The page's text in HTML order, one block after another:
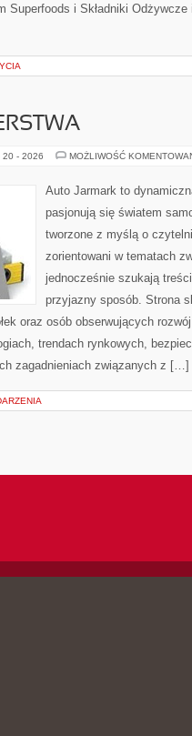
Superfoods i Składniki
20 - 2026 MOŻLIWOŚĆ
Auto Jarmark to
pasjonują się światem
tworzone z myślą o
zorientowani w tematach
jednocześnie szukają
przyjazny sposób. Strona
oraz osób obserwujących
trendach rynkowych,
zagadnieniach związanych z […]